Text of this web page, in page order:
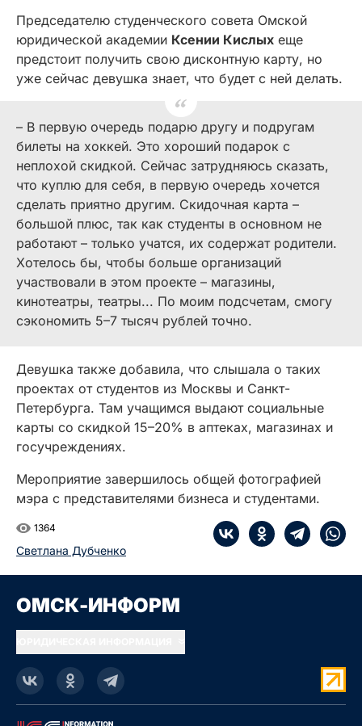
Председателю студенческого совета Омской
юридической академии Ксении Кислых еще
предстоит получить свою дисконтную карту, но
уже сейчас девушка знает, что будет с ней делать.
– В первую очередь подарю другу и подругам
билеты на хоккей. Это хороший подарок с
неплохой скидкой. Сейчас затрудняюсь сказать,
что куплю для себя, в первую очередь хочется
сделать приятно другим. Скидочная карта –
большой плюс, так как студенты в основном не
работают – только учатся, их содержат родители.
Хотелось бы, чтобы больше организаций
участвовали в этом проекте – магазины,
кинотеатры, театры... По моим подсчетам, смогу
сэкономить 5–7 тысяч рублей точно.
Девушка также добавила, что слышала о таких
проектах от студентов из Москвы и Санкт-
Петербурга. Там учащимся выдают социальные
карты со скидкой 15–20% в аптеках, магазинах и
госучреждениях.
Мероприятие завершилось общей фотографией
мэра с представителями бизнеса и студентами.
1364
Светлана Дубченко
ОМСК-ИНФОРМ